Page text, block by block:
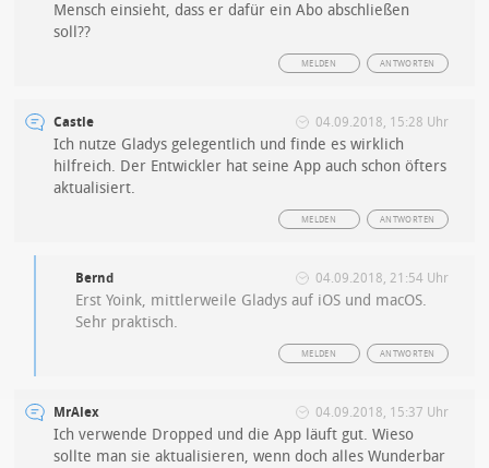
Mensch einsieht, dass er dafür ein Abo abschließen
soll??
ANTWORTEN
MELDEN
Castle 04.09.2018, 15:28 Uhr
Ich nutze Gladys gelegentlich und finde es wirklich
hilfreich. Der Entwickler hat seine App auch schon öfters
aktualisiert.
ANTWORTEN
MELDEN
Bernd 04.09.2018, 21:54 Uhr
Erst Yoink, mittlerweile Gladys auf iOS und macOS.
Sehr praktisch.
ANTWORTEN
MELDEN
MrAlex 04.09.2018, 15:37 Uhr
Ich verwende Dropped und die App läuft gut. Wieso
sollte man sie aktualisieren, wenn doch alles Wunderbar